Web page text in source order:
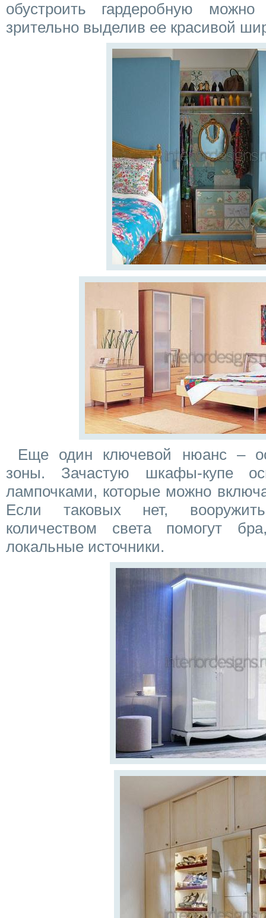
обустроить гардеробную
зрительно выделив ее красивой
Еще один ключевой нюанс –
зоны. Зачастую шкафы-купе
лампочками, которые можно
Если таковых нет,
количеством света помогут
локальные источники.